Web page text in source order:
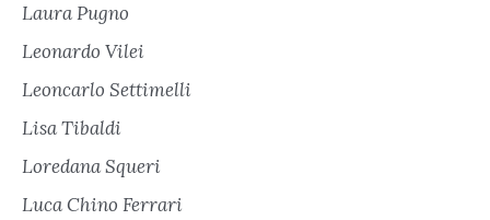
Laura Pugno
Leonardo Vilei
Leoncarlo Settimelli
Lisa Tibaldi
Loredana Squeri
Luca Chino Ferrari